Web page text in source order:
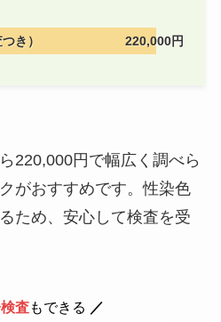
き） 220,000円
220,000円で幅広く調べら
がおすすめです。性染色
ため、安心して検査を受
査もできる ／